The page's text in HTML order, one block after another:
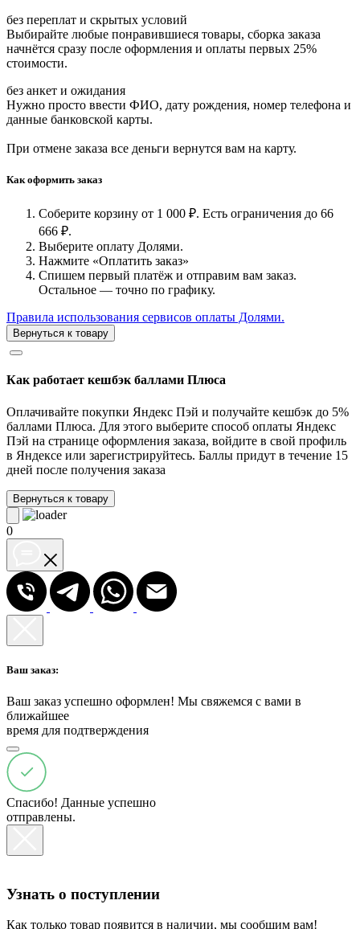
без переплат и скрытых условий
Выбирайте любые понравившиеся товары, сборка заказа
начнётся сразу после оформления и оплаты первых 25%
стоимости.
без анкет и ожидания
Нужно просто ввести ФИО, дату рождения, номер телефона и
данные банковской карты.
При отмене заказа все деньги вернутся вам на карту.
Как оформить заказ
Соберите корзину от 1 000 ₽. Есть ограничения до 66
666 ₽.
Выберите оплату Долями.
Нажмите «Оплатить заказ»
Спишем первый платёж и отправим вам заказ.
Остальное — точно по графику.
Правила использования сервисов оплаты Долями.
Вернуться к товару
Как работает кешбэк баллами Плюса
Оплачивайте покупки Яндекс Пэй и получайте кешбэк до 5%
баллами Плюса. Для этого выберите способ оплаты Яндекс
Пэй на странице оформления заказа, войдите в свой профиль
в Яндексе или зарегистрируйтесь. Баллы придут в течение 15
дней после получения заказа
Вернуться к товару
0
Ваш заказ:
Ваш заказ успешно оформлен! Мы свяжемся с вами в
ближайшее
время для подтверждения
Спасибо! Данные успешно
отправлены.
Узнать о поступлении
Как только товар появится в наличии, мы сообщим вам!